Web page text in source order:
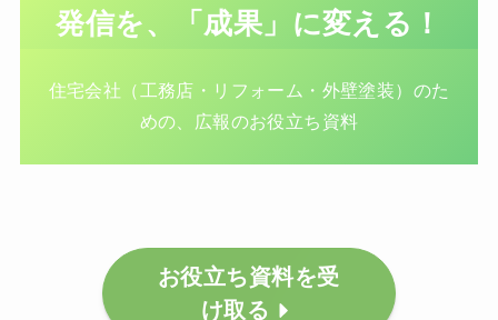
発信を、「成果」に変える！
住宅会社（工務店・リフォーム・外壁塗装）のた
めの、広報のお役立ち資料
お役立ち資料を受
け取る